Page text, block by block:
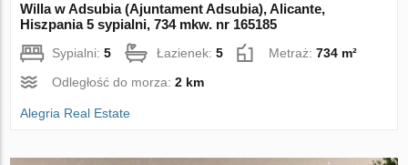
Willa w Adsubia (Ajuntament Adsubia), Alicante,
Hiszpania 5 sypialni, 734 mkw. nr 165185
Sypialni:5 Łazienek:5 Metraż:734 m²
Odległość do morza:2 km
Alegria Real Estate